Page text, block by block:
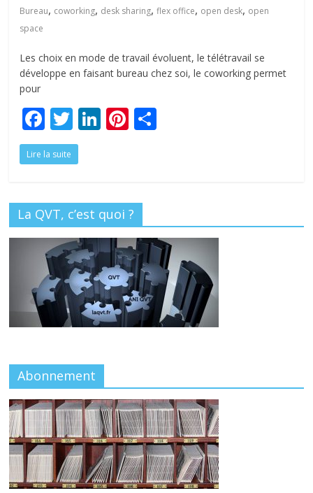
Bureau, coworking, desk sharing,flex office, open desk, open
space
Les choix en mode de travail évoluent, le télétravail se
développe en faisant bureau chez soi, le coworking permet
pour
F
ac
e
o
o
k
T
w
itt
Li
dI
n
Pi
st
Lire la suite
La QVT, c’est quoi ?
Abonnement